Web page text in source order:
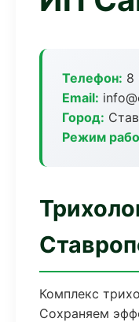
Телефон: 8
Email:
Город:
Режим
Комплекс
Сохраняем